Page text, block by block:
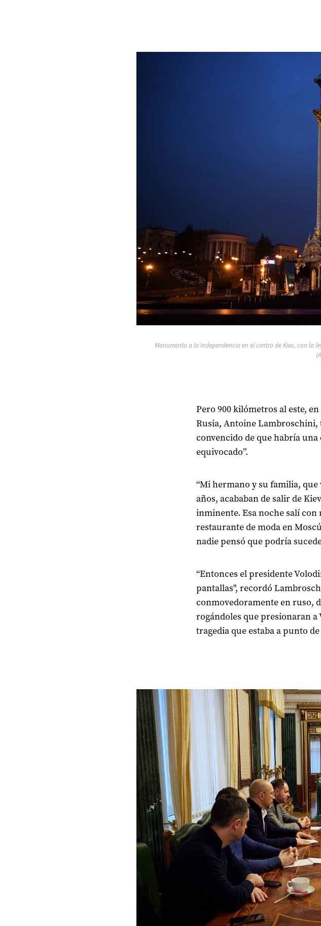
Monumento a la Independencia en el centro de Kiev, con la
Pero 900 kilómetros al este,
Rusia, Antoine Lambroschini,
convencido de que habría
equivocado”.
“Mi hermano y su familia, que
años, acababan de salir de
inminente. Esa noche salí con
restaurante de moda en
nadie pensó que podría
“Entonces el presidente
pantallas", recordó
conmovedoramente en ruso,
rogándoles que presionaran
tragedia que estaba a punto de